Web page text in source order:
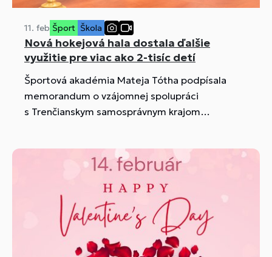
11. feb Šport Škola
Nová hokejová hala dostala ďalšie
využitie pre viac ako 2-tisíc detí
Športová akadémia Mateja Tótha podpísala
memorandum o vzájomnej spolupráci
s Trenčianskym samosprávnym krajom
schopnosti a zručnosti rozvíjať v rámci
moderného športového zázemia Regionálnej
hokejovej akadémie R. Pavlikovského v Trenčíne.